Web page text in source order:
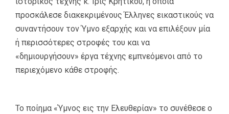
προσκάλεσε διακεκριμένους Έλληνες εικαστικούς να
συναντήσουν τον Ύμνο εξαρχής και να επιλέξουν μία
ή περισσότερες στροφές του και να
«δημιουργήσουν» έργα τέχνης εμπνεόμενοι από το
περιεχόμενο κάθε στροφής.
Το ποίημα «Ύμνος εις την Ελευθερίαν» το συνέθεσε ο